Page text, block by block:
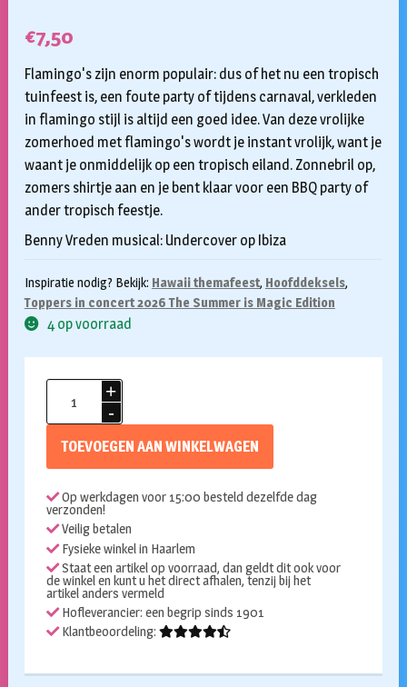
€7,50
Flamingo's zijn enorm populair: dus of het nu een tropisch
tuinfeest is, een foute party of tijdens carnaval, verkleden
in flamingo stijl is altijd een goed idee. Van deze vrolijke
zomerhoed met flamingo's wordt je instant vrolijk, want je
waant je onmiddelijk op een tropisch eiland. Zonnebril op,
zomers shirtje aan en je bent klaar voor een BBQ party of
ander tropisch feestje.
Benny Vreden musical: Undercover op Ibiza
Inspiratie nodig? Bekijk: Hawaii themafeest, Hoofddeksels,
Toppers in concert 2026 The Summer is Magic Edition
4 op voorraad
Sparkling
TOEVOEGEN AAN WINKELWAGEN
Op werkdagen voor 15:00 besteld dezelfde dag
verzonden!
Veilig betalen
Fysieke winkel in Haarlem
Staat een artikel op voorraad, dan geldt dit ook voor
de winkel en kunt u het direct afhalen, tenzij bij het
artikel anders vermeld
Hofleverancier: een begrip sinds 1901
Klantbeoordeling: